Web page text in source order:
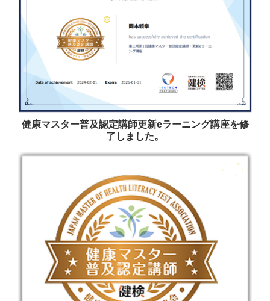
健康マスター普及認定講師更新eラーニング講座を修
了しました。